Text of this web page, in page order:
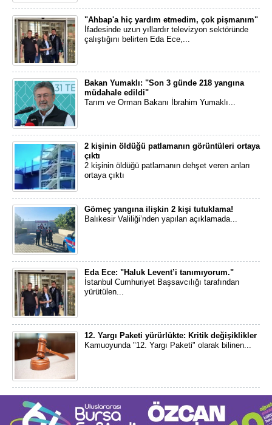
"Ahbap'a hiç yardım etmedim, çok pişmanım"
İfadesinde uzun yıllardır televizyon sektöründe
çalıştığını belirten Eda Ece,...
Bakan Yumaklı: "Son 3 günde 218 yangına
müdahale edildi"
Tarım ve Orman Bakanı İbrahim Yumaklı...
2 kişinin öldüğü patlamanın görüntüleri ortaya
çıktı
2 kişinin öldüğü patlamanın dehşet veren anları
ortaya çıktı
Gömeç yangına ilişkin 2 kişi tutuklama!
Balıkesir Valiliği’nden yapılan açıklamada...
Eda Ece: "Haluk Levent’i tanımıyorum."
İstanbul Cumhuriyet Başsavcılığı tarafından
yürütülen...
12. Yargı Paketi yürürlükte: Kritik değişiklikler
Kamuoyunda "12. Yargı Paketi" olarak bilinen...